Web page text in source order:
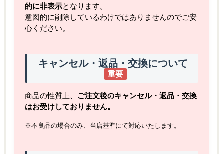
的に非表示となります。
意図的に削除しているわけではありませんのでご安
心ください。
キャンセル・返品・交換について
重要
商品の性質上、 ご注文後のキャンセル・返品・交換
はお受けしておりません。
※不良品の場合のみ、当店基準にて対応いたします。